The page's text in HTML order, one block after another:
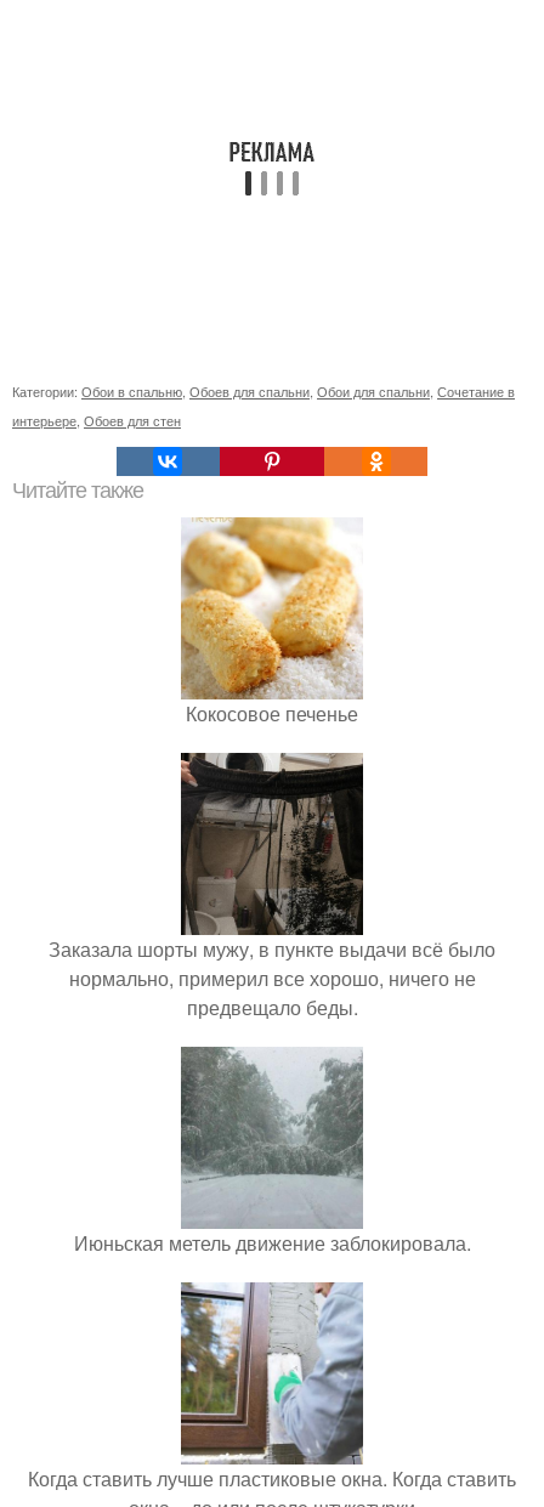
Категории: Обои в спальню Обоев для спальни Обои для спальни Сочетание в
интерьере Обоев для стен
Читайте также
Кокосовое печенье
Заказала шорты мужу, в пункте выдачи всё было
нормально, примерил все хорошо, ничего не
предвещало беды.
Июньская метель движение заблокировала.
Когда ставить лучше пластиковые окна. Когда ставить